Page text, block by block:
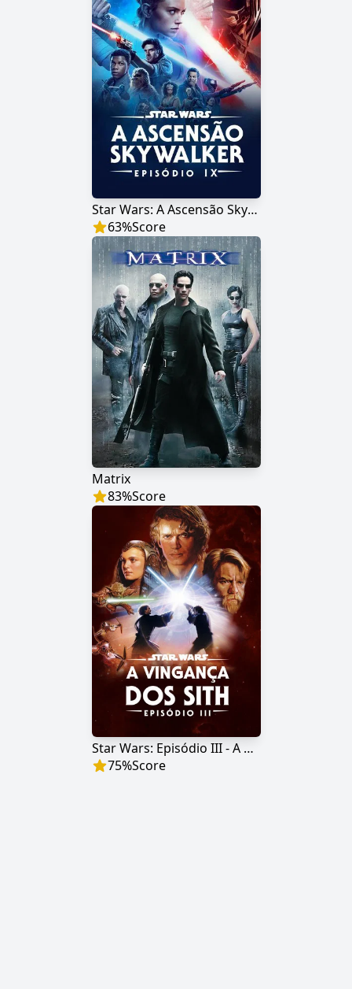
Star Wars: A Ascensão Skywalker
63%Score
Matrix
83%Score
Star Wars: Episódio III - A Vingança dos Sith
75%Score